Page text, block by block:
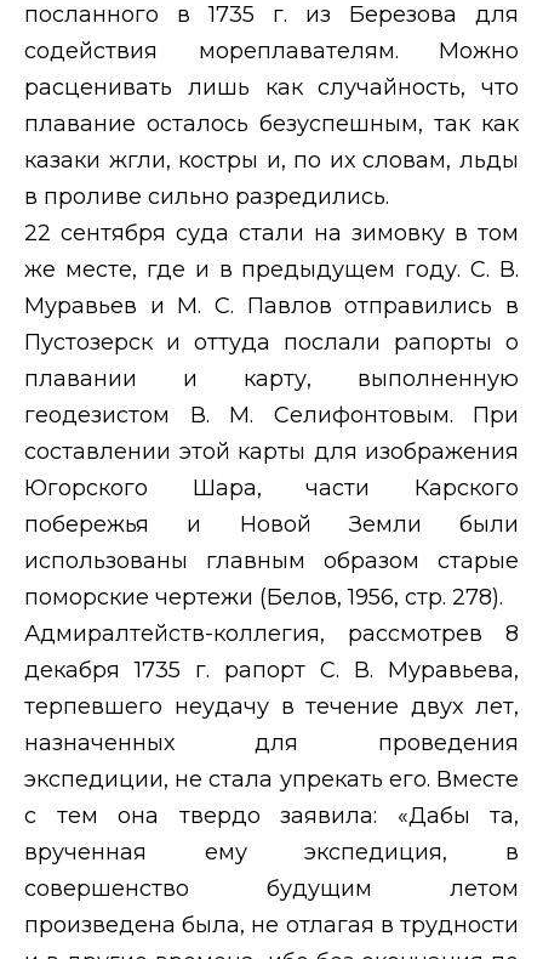
посланного в 1735 г. из Березова для
содействия мореплавателям. Можно
расценивать лишь как случайность, что
плавание осталось безуспешным, так как
казаки жгли, костры и, по их словам, льды
в проливе сильно разредились.
22 сентября суда стали на зимовку в том
же месте, где и в предыдущем году. С. В.
Муравьев и М. С. Павлов отправились в
Пустозерск и оттуда послали рапорты о
плавании и карту, выполненную
геодезистом В. М. Селифонтовым. При
составлении этой карты для изображения
Югорского Шара, части Карского
побережья и Новой Земли были
использованы главным образом старые
поморские чертежи (Белов, 1956, стр. 278).
Адмиралтейств-коллегия, рассмотрев 8
декабря 1735 г. рапорт С. В. Муравьева,
терпевшего неудачу в течение двух лет,
назначенных для проведения
экспедиции, не стала упрекать его. Вместе
с тем она твердо заявила: «Дабы та,
врученная ему экспедиция, в
совершенство будущим летом
произведена была, не отлагая в трудности